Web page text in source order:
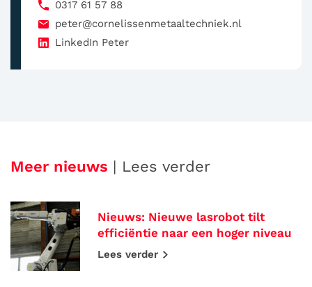
0317 61 57 88
peter@cornelissenmetaaltechniek.nl
LinkedIn Peter
Meer nieuws | Lees verder
Nieuws: Nieuwe lasrobot tilt
efficiëntie naar een hoger niveau
Lees verder